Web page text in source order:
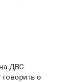
ДВС
говорить о